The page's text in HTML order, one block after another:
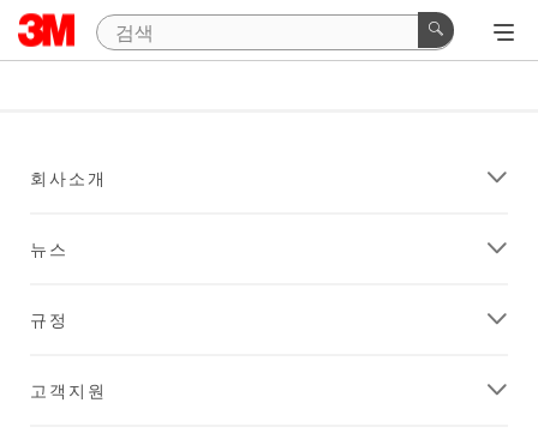
회사소개
뉴스
규정
고객지원